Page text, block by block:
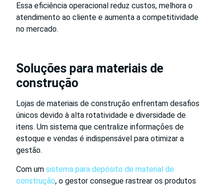
Essa eficiência operacional reduz custos, melhora o
atendimento ao cliente e aumenta a competitividade
no mercado.
Soluções para materiais de
construção
Lojas de materiais de construção enfrentam desafios
únicos devido à alta rotatividade e diversidade de
itens. Um sistema que centralize informações de
estoque e vendas é indispensável para otimizar a
gestão.
Com um sistema para depósito de material de
construção, o gestor consegue rastrear os produtos